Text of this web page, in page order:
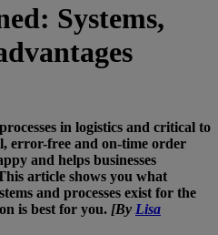
Systems,
in logistics and critical to
error-free and on-time order
and helps businesses
article shows you what
and processes exist for the
is best for you. [By Lisa